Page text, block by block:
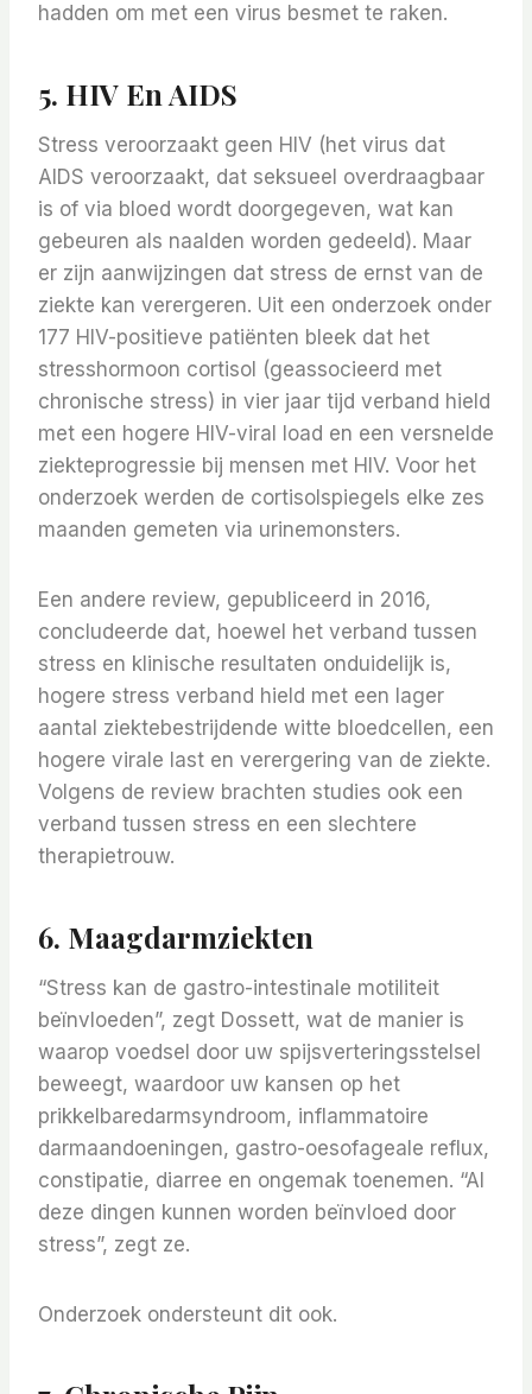
hadden om met een virus besmet te raken.
5. HIV En AIDS
Stress veroorzaakt geen HIV (het virus dat
AIDS veroorzaakt, dat seksueel overdraagbaar
is of via bloed wordt doorgegeven, wat kan
gebeuren als naalden worden gedeeld). Maar
er zijn aanwijzingen dat stress de ernst van de
ziekte kan verergeren. Uit een onderzoek onder
177 HIV-positieve patiënten bleek dat het
stresshormoon cortisol (geassocieerd met
chronische stress) in vier jaar tijd verband hield
met een hogere HIV-viral load en een versnelde
ziekteprogressie bij mensen met HIV. Voor het
onderzoek werden de cortisolspiegels elke zes
maanden gemeten via urinemonsters.
Een andere review, gepubliceerd in 2016,
concludeerde dat, hoewel het verband tussen
stress en klinische resultaten onduidelijk is,
hogere stress verband hield met een lager
aantal ziektebestrijdende witte bloedcellen, een
hogere virale last en verergering van de ziekte.
Volgens de review brachten studies ook een
verband tussen stress en een slechtere
therapietrouw.
6. Maagdarmziekten
“Stress kan de gastro-intestinale motiliteit
beïnvloeden”, zegt Dossett, wat de manier is
waarop voedsel door uw spijsverteringsstelsel
beweegt, waardoor uw kansen op het
prikkelbaredarmsyndroom, inflammatoire
darmaandoeningen, gastro-oesofageale reflux,
constipatie, diarree en ongemak toenemen. “Al
deze dingen kunnen worden beïnvloed door
stress”, zegt ze.
Onderzoek ondersteunt dit ook.